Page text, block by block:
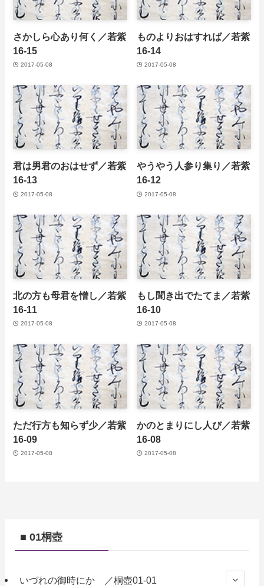
さかしら心あり何く／若紫
16-15
2017-05-08
ものよりおはすれば／若紫
16-14
2017-05-08
君は男君のおはせず／若紫
16-13
2017-05-08
やうやう人参り集り／若紫
16-12
2017-05-08
北の方も母君を憎し／若紫
16-11
2017-05-08
もし聞き出でたてま／若紫
16-10
2017-05-08
ただ行方も知らず少／若紫
16-09
2017-05-08
かのとまりにし人び／若紫
16-08
2017-05-08
■ 01桐壺
いづれの御時にか ／桐壺01-01